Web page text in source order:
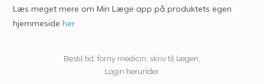
Læs meget mere om Min Læge app på produktets egen
hjemmesideher
Bestil tid, forny medicin, skriv til lægen.
Login herunder